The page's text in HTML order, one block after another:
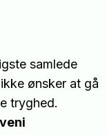
samlede
ønsker at gå
tryghed.